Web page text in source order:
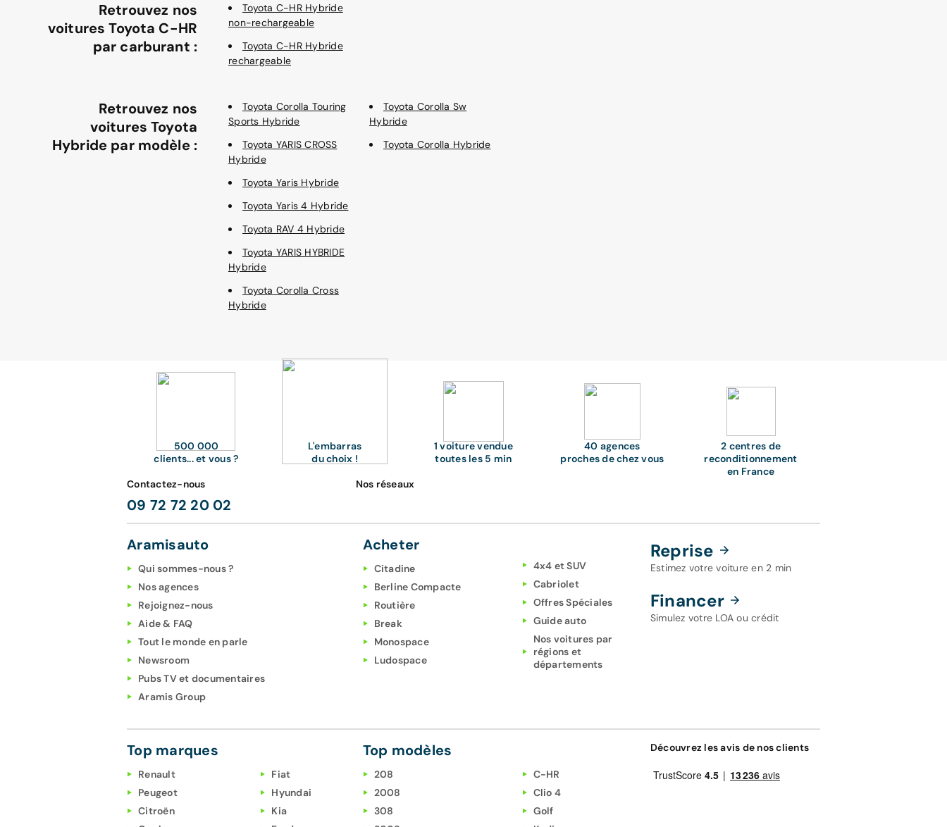
Retrouvez nos
voitures Toyota C-HR
par carburant :
Toyota C-HR Hybride
non-rechargeable
Toyota C-HR Hybride
rechargeable
Retrouvez nos
voitures Toyota
Hybride par modèle :
Toyota Corolla Touring
Sports Hybride
Toyota YARIS CROSS
Hybride
Toyota Yaris Hybride
Toyota Yaris 4 Hybride
Toyota RAV 4 Hybride
Toyota YARIS HYBRIDE
Hybride
Toyota Corolla Cross
Hybride
Toyota Corolla Sw
Hybride
Toyota Corolla Hybride
500 000
clients... et vous ?
L'embarras
du choix !
1 voiture vendue
toutes les 5 min
40 agences
proches de chez vous
2 centres de
reconditionnement
en France
Contactez-nous
09 72 72 20 02
Nos réseaux
Aramisauto
Qui sommes-nous ?
Nos agences
Rejoignez-nous
Aide & FAQ
Tout le monde en parle
Newsroom
Pubs TV et documentaires
Aramis Group
Acheter
Citadine
Berline Compacte
Routière
Break
Monospace
Ludospace
4x4 et SUV
Cabriolet
Offres Spéciales
Guide auto
Nos voitures par
régions et
départements
Reprise
Estimez votre voiture en 2 min
Financer
Simulez votre LOA ou crédit
Top marques
Renault
Peugeot
Citroën
Fiat
Hyundai
Kia
Top modèles
208
2008
308
C-HR
Clio 4
Golf
Découvrez les avis de nos clients